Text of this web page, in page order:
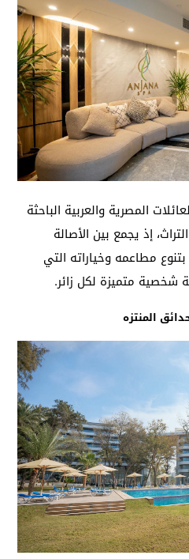
المصرية والعربية الباحثة
إذ يجمع بين الأصالة
مطاعمه وخياراته التي
شخصية متميزة لكل زائر.
المنتزه